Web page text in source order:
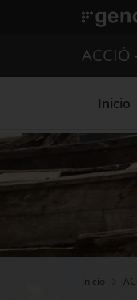
. Abrir
Inicio
Inicio